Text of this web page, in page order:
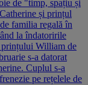
de "timp, spațiu și
și prințul
familia regală în
la îndatoririle
prințului William de
s-a datorat
Cuplul s-a
pe rețelele de